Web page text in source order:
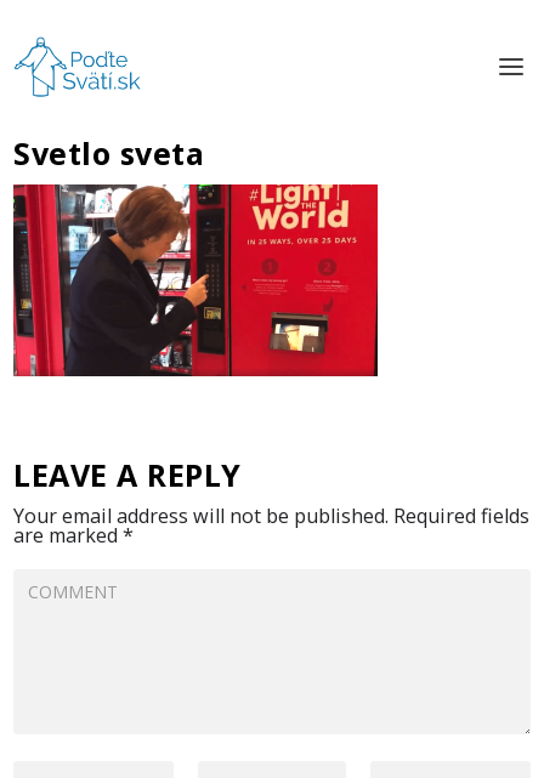
Svetlo sveta
LEAVE A REPLY
Your email address will not be published. Required fields
are marked*